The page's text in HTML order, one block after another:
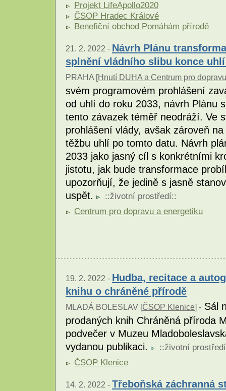
Projekt LifeApollo2020
ČSOP Hradec Králové
Benefiční obchod Pomáhám přírodě
21. 2. 2022 - Návrh Plánu
splnění vládního slibu konce uhlí
PRAHA [Hnutí DUHA a Centrum pro
svém programovém prohlášení
od uhlí do roku 2033, návrh Plánu
tento závazek téměř neodráží. Ve
prohlášení vlády, avšak zároveň
těžbu uhlí po tomto datu. Návrh
2033 jako jasný cíl s konkrétními
jistotu, jak bude transformace
upozorňují, že jedině s jasně
uspět.
::životní prostředí::
Centrum pro dopravu a energetiku
19. 2. 2022 - Hudba, recitace a
knihu o chráněné přírodě
MLADÁ BOLESLAV [ČSOP Klenice] - Sál
prodaných knih Chráněná příroda
podvečer v Muzeu
vydanou publikaci.
::životní prostředí
ČSOP Klenice
14. 2. 2022 - Třeboňská záchranná